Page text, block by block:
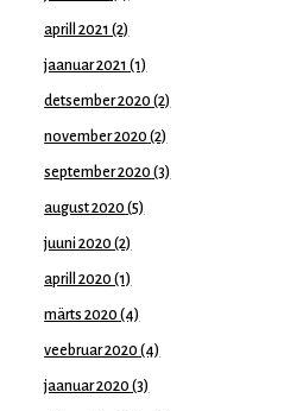
aprill 2021 (2)
jaanuar 2021 (1)
detsember 2020 (2)
november 2020 (2)
september 2020 (3)
august 2020 (5)
juuni 2020 (2)
aprill 2020 (1)
märts 2020 (4)
veebruar 2020 (4)
jaanuar 2020 (3)